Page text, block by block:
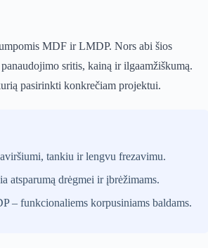
MDF ir LMDP. Nors abi šios
sritis, kainą ir ilgaamžiškumą.
pasirinkti konkrečiam projektui.
tankiu ir lengvu frezavimu.
atsparumą drėgmei ir įbrėžimams.
– funkcionaliems korpusiniams baldams.